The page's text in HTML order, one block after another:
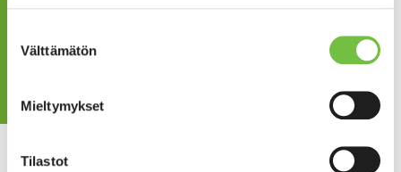
valinta
Välttämätön
Mieltymykset
Tilastot
Tarjouspyyntöleikkipaikojen ylläpitämiseen sekä leikkivälineiden
kunnossapitoon. Sen avulla on helpompi huomata ja korjata
ympäröivän alueen toiminnallisuutta.